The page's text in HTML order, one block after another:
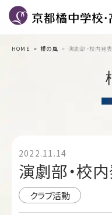
HOME 橘の風 演劇部・校内発
2022.11.14
演劇部・校
クラブ活動